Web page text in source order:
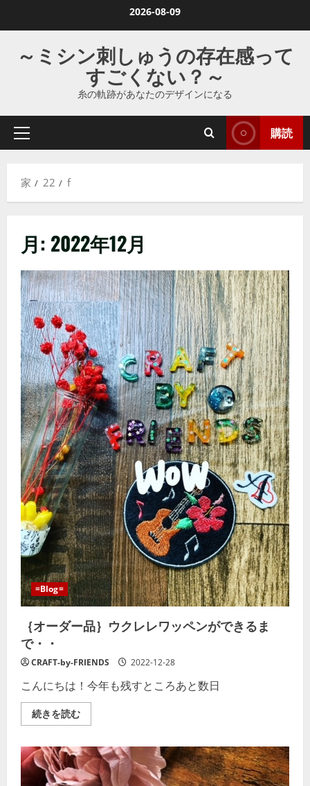
ン
ス
2026-08-09
～ミシン刺しゅうの存在感って
すごくない？～
糸の軌跡があなたのデザインになる
プ
イ
マ
ニ
ー
購読
家 22 f
月: 2022年12月
=Blog=
｛オーダー品｝ウクレレワッペンができるま
で・・
CRAFT-by-FRIENDS 2022-12-28
こんにちは！今年も残すところあと数日
続きを読む｛オ
ー
品｝
ウ
ク
レ